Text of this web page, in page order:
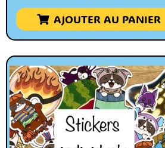
AJOUTER AU PANIER